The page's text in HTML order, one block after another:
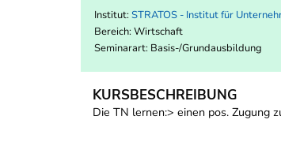
Institut: STRATOS - Institut für
Bereich: Wirtschaft
Seminarart: Basis-/Grundausbildung
KURSBESCHREIBUNG
Die TN lernen:> einen pos. Zugung